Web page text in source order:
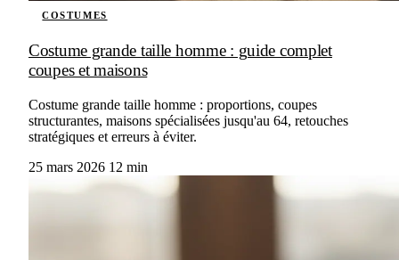
COSTUMES
Costume grande taille homme : guide complet
coupes et maisons
Costume grande taille homme : proportions, coupes
structurantes, maisons spécialisées jusqu'au 64, retouches
stratégiques et erreurs à éviter.
25 mars 2026 12 min